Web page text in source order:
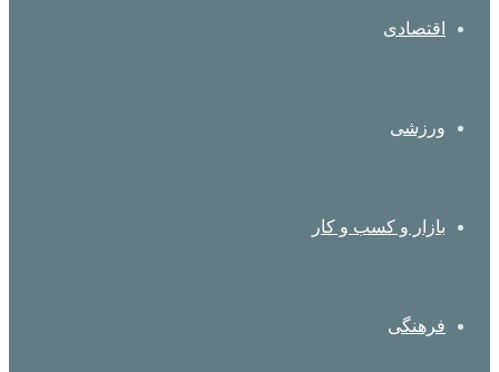
اقتصادی
ورزشی
بازار و کسب و کار
فرهنگی